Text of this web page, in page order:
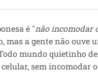
é "não incomodar
mas a gente não ouve
mundo quietinho
sem incomodar